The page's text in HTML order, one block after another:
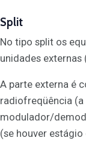
Split
No tipo split os
unidades externas
A parte externa é
radiofreqüência (a
modulador/
(se houver